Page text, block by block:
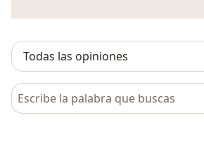
Busca en opiniones